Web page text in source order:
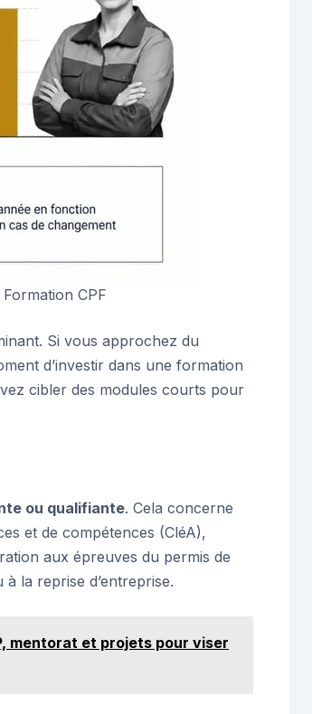
CPF
Si vous approchez du
d’investir dans une formation
cibler des modules courts pour
ou qualifiante. Cela concerne
et de compétences (CléA),
aux épreuves du permis de
la reprise d’entreprise.
mentorat et projets pour viser